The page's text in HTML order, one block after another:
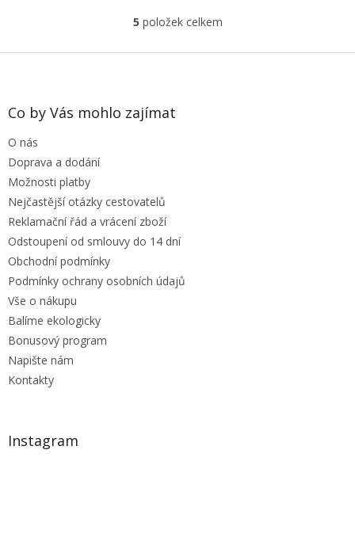
O
l
ý
s
5 položek celkem
Z
Co by Vás mohlo zajímat
O nás
Doprava a dodání
Možnosti platby
Nejčastější otázky cestovatelů
Reklamační řád a vrácení zboží
Odstoupení od smlouvy do 14 dní
Obchodní podmínky
Podmínky ochrany osobních údajů
Vše o nákupu
Balíme ekologicky
Bonusový program
Napište nám
Kontakty
Instagram